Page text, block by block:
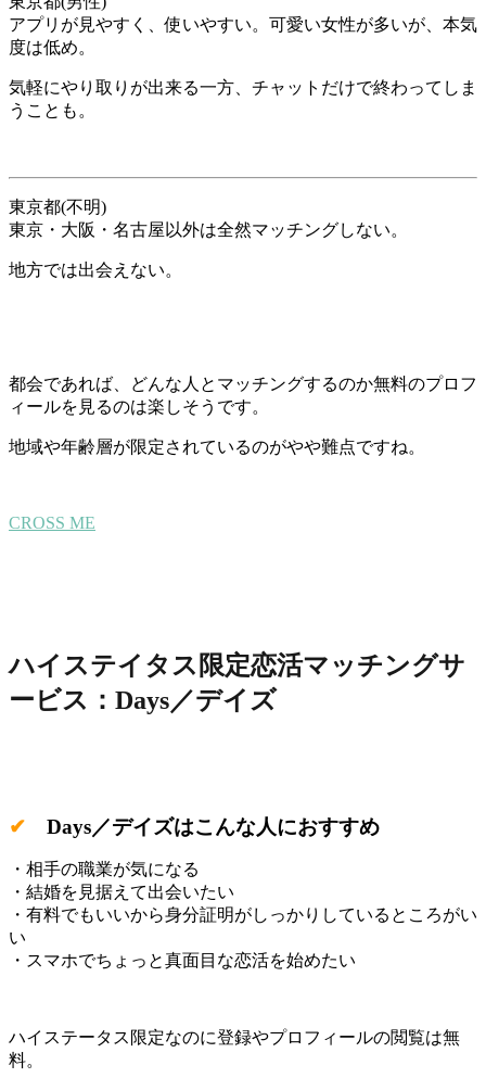
アプリが見やすく、使いやすい。可愛い女性が多いが、本気
度は低め。
気軽にやり取りが出来る一方、チャットだけで終わってしま
うことも。
東京都(不明)
東京・大阪・名古屋以外は全然マッチングしない。
地方では出会えない。
都会であれば、どんな人とマッチングするのか無料のプロフ
ィールを見るのは楽しそうです。
地域や年齢層が限定されているのがやや難点ですね。
CROSS ME
ハイステイタス限定恋活マッチングサ
ービス：Days／デイズ
✔ Days／デイズはこんな人におすすめ
・相手の職業が気になる
・結婚を見据えて出会いたい
・有料でもいいから身分証明がしっかりしているところがい
い
・スマホでちょっと真面目な恋活を始めたい
ハイステータス限定なのに登録やプロフィールの閲覧は無
料。